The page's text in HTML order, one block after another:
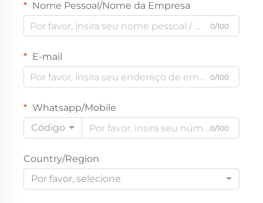
Nome Pessoal/Nome da Empresa
0/100
E-mail
0/100
Whatsapp/Mobile
Código
0/100
Country/Region
Por favor, selecione